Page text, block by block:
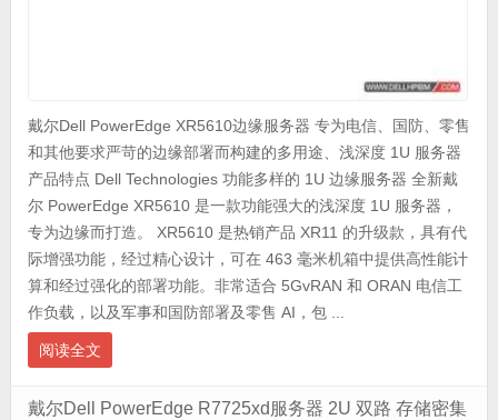
戴尔Dell PowerEdge XR5610边缘服务器 专为电信、国防、零售
和其他要求严苛的边缘部署而构建的多用途、浅深度 1U 服务器
产品特点 Dell Technologies 功能多样的 1U 边缘服务器 全新戴
尔 PowerEdge XR5610 是一款功能强大的浅深度 1U 服务器，
专为边缘而打造。 XR5610 是热销产品 XR11 的升级款，具有代
际增强功能，经过精心设计，可在 463 毫米机箱中提供高性能计
算和经过强化的部署功能。非常适合 5GvRAN 和 ORAN 电信工
作负载，以及军事和国防部署及零售 AI，包 ...
阅读全文
戴尔Dell PowerEdge R7725xd服务器 2U 双路 存储密集